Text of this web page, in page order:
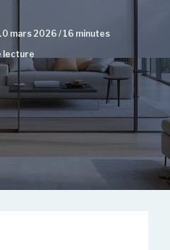
mars 2026 / 16 minutes
lecture